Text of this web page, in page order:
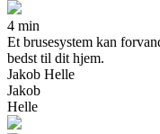
4 min
Et brusesystem kan
bedst til dit hjem.
Jakob Helle
Jakob
Helle